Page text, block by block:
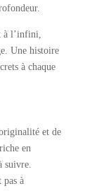
à l’infini,
Une histoire
à chaque
et de
en
suivre.
pas à